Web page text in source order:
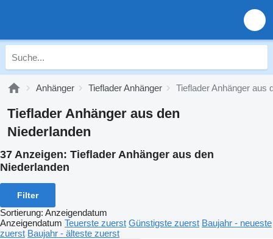
Anhänger Tieflader Anhänger Tieflader Anhänger aus
Tieflader Anhänger aus den
Niederlanden
37 Anzeigen: Tieflader Anhänger aus den
Niederlanden
Filter
Sortierung: Anzeigendatum
Anzeigendatum Teuerste zuerst Günstigste zuerst Baujahr - neueste
zuerst Baujahr - älteste zuerst